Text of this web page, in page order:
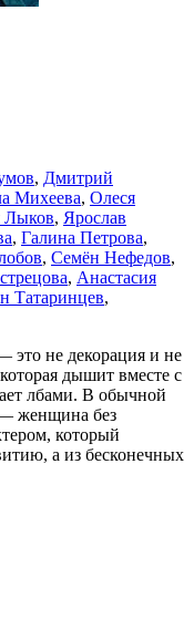
, Дмитрий
Михеева, Олеся
Лыков, Ярослав
, Галина Петрова,
, Семён Нефедов,
, Анастасия
Татаринцев,
это не декорация и не
дышит вместе с
лбами. В обычной
женщина без
который
а из бесконечных